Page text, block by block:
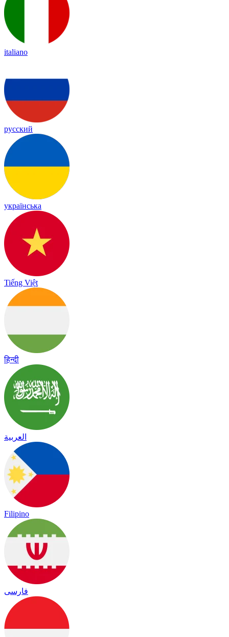
italiano
русский
українська
Tiếng Việt
हिन्दी
العربية
Filipino
فارسی